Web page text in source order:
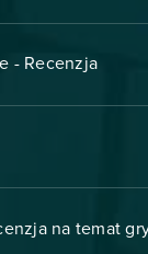
- Recenzja
na temat